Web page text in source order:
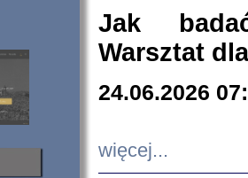
Jak
Warsztat
24.06.2026
więcej...